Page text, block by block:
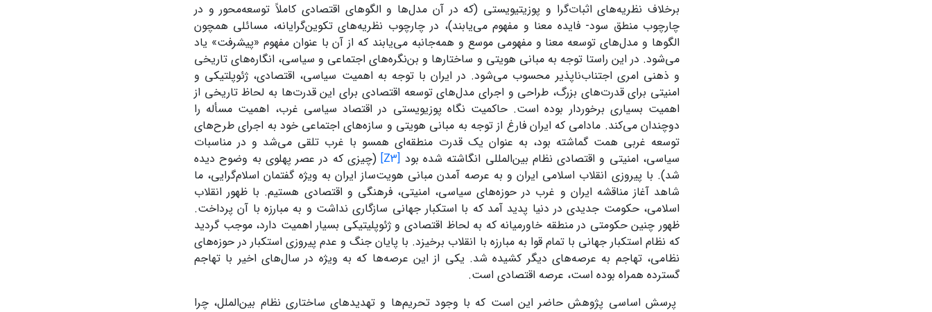
برخلاف نظریه‌های اثبات‌گرا و پوزیتیویستی (که در آن مدل‌ها و الگوهای اقتصادی کاملاً توسعه‌محور و در
چارچوب منطق سود- فایده معنا و مفهوم می‌یابند)، در چارچوب نظریه‌های تکوین‌گرایانه، مسائلی همچون
الگوها و مدل‌های توسعه معنا و مفهومی موسع و همه‌جانبه می‌یابند که از آن با عنوان مفهوم «پیشرفت» یاد
می‌شود. در این راستا توجه به مبانی هویتی و ساختارها و بن‌نگره‌های اجتماعی و سیاسی، انگاره‌های تاریخی
و ذهنی امری اجتناب‌ناپذیر محسوب می‌شود. در ایران با توجه به اهمیت سیاسی، اقتصادی، ژئوپلتیکی و
امنیتی برای قدرت‌های بزرگ، طراحی و اجرای مدل‌های توسعه اقتصادی برای این قدرت‌ها به لحاظ تاریخی از
اهمیت بسیاری برخوردار بوده است. حاکمیت نگاه پوزیویستی در اقتصاد سیاسی غرب، اهمیت مسأله را
دوچندان می‌کند. مادامی که ایران فارغ از توجه به مبانی هویتی و سازه‌های اجتماعی خود به اجرای طرح‌های
توسعه غربی همت گماشته بود، به عنوان یک قدرت منطقه‌ای همسو با غرب تلقی می‌شد و در مناسبات
سیاسی، امنیتی و اقتصادی نظام بین‌المللی انگاشته شده بود [Z3]
(چیزی که در عصر پهلوی به وضوح دیده
شد). با پیروزی انقلاب اسلامی ایران و به عرصه آمدن مبانی هویت‌ساز ایران به ویژه گفتمان اسلام‌گرایی، ما
شاهد آغاز مناقشه ایران و غرب در حوزه‌های سیاسی، امنیتی، فرهنگی و اقتصادی هستیم. با ظهور انقلاب
اسلامی، حکومت جدیدی در دنیا پدید آمد که با استکبار جهانی سازگاری نداشت و به مبارزه با آن پرداخت.
ظهور چنین حکومتی در منطقه خاورمیانه که به لحاظ اقتصادی و ژئوپلیتیکی بسیار اهمیت دارد، موجب گردید
که نظام استکبار جهانی با تمام قوا به مبارزه با انقلاب برخیزد. با پایان جنگ و عدم پیروزی استکبار در حوزه‌های
نظامی، تهاجم به عرصه‌های دیگر کشیده شد. یکی از این عرصه‌ها که به ویژه در سال‌های اخیر با تهاجم
گسترده همراه بوده است، عرصه اقتصادی است.
پرسش اساسی پژوهش حاضر این است که با وجود تحریم‌ها و تهدیدهای ساختاری نظام بین‌الملل، چرا